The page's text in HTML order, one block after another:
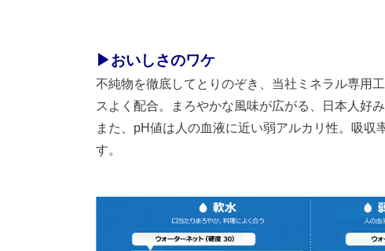
▶おいしさのワケ
不純物を徹底してとりのぞき、当社ミネラル専用
スよく配合。まろやかな風味が広がる、日本人好
また、pH値は人の血液に近い弱アルカリ性。吸収
す。